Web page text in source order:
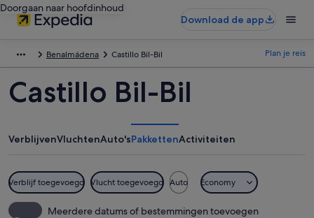
Doorgaan naar hoofdinhoud
Download de app
Benalmádena Castillo Bil-Bil Plan je reis
Castillo Bil-Bil
VerblijvenVluchtenAuto'sPakkettenActiviteiten
Verblijf toegevoegd Vlucht toegevoegd Auto Economy
Meerdere datums of bestemmingen toevoegen